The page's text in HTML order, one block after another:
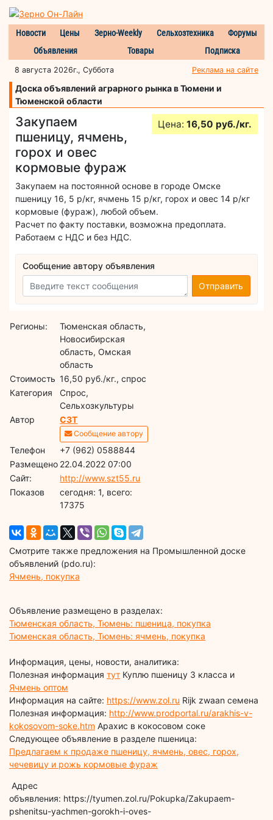
Новости Цены Зерно-Weekly Сельхозтехника
Форумы
Объявления
Товары Подписка
8 августа 2026г., Суббота Реклама на сайте
Доска объявлений аграрного рынка в Тюмени и
Тюменской области
Закупаем
пшеницу, ячмень,
горох и овес
кормовые фураж
Цена: 16,50 руб./кг.
Закупаем на постоянной основе в городе Омске
пшеницу 16, 5 р/кг, ячмень 15 р/кг, горох и овес 14 р/кг
кормовые (фураж), любой объем.
Расчет по факту поставки, возможна предоплата.
Работаем с НДС и без НДС.
Сообщение автору объявления
Отправить
Регионы:
Тюменская область,
Новосибирская
область, Омская
область
Стоимость 16,50 руб./кг., спрос
Категория
Спрос,
Сельхозкультуры
Автор
СЗТ
Сообщение автору
Телефон
+7 (962) 0588844
Размещено 22.04.2022 07:00
Сайт:
http://www.szt55.ru
Показов
cегодня: 1, всего:
17375
Смотрите также предложения на Промышленной доске
объявлений (pdo.ru):
Ячмень, покупка
Объявление размещено в разделах:
Тюменская область, Тюмень: пшеница, покупка
Тюменская область, Тюмень: ячмень, покупка
Информация, цены, новости, аналитика:
Полезная информация тут Куплю пшеницу 3 класса и
Ячмень оптом
Информация на сайте: https://www.zol.ru Rijk zwaan семена
Полезная информация: http://www.prodportal.ru/arakhis-v-
kokosovom-soke.htm Арахис в кокосовом соке
Следующее объявление в разделе пшеница:
Предлагаем к продаже пшеницу, ячмень, овес, горох,
чечевицу и рожь кормовые фураж
Адрес
объявления: https://tyumen.zol.ru/Pokupka/Zakupaem-
pshenitsu-yachmen-gorokh-i-oves-